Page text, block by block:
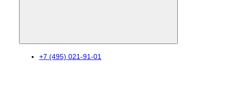
+7 (495) 021-91-01